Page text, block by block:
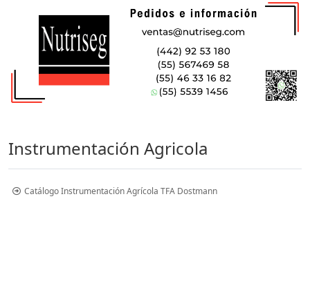
Instrumentación Agricola
Catálogo Instrumentación Agrícola TFA Dostmann